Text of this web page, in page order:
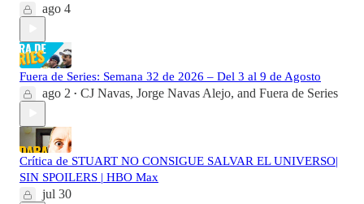
ago 4
Fuera de Series: Semana 32 de 2026 – Del 3 al 9 de Agosto
ago 2 • CJ Navas, Jorge Navas Alejo, and Fuera de Series
Crítica de STUART NO CONSIGUE SALVAR EL UNIVERSO|
SIN SPOILERS | HBO Max
jul 30